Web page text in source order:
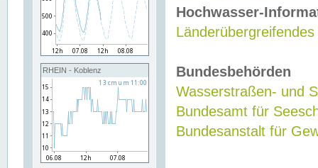
RHEIN - Koblenz
Hochwasser-
Bundesbehörden
Wasserstraßen- und
Bundesamt für
Bundesanstalt für